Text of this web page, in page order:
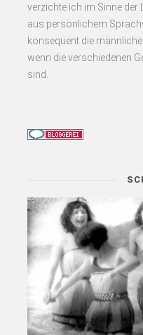
verzichte ich im Sinne der
aus persönlichem
konsequent die männliche
wenn die verschiedenen
sind.